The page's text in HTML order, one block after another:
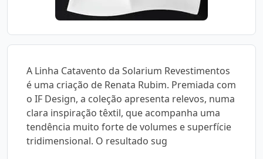
A Linha Catavento da Solarium Revestimentos
é uma criação de Renata Rubim. Premiada com
o IF Design, a coleção apresenta relevos, numa
clara inspiração têxtil, que acompanha uma
tendência muito forte de volumes e superfície
tridimensional. O resultado sug